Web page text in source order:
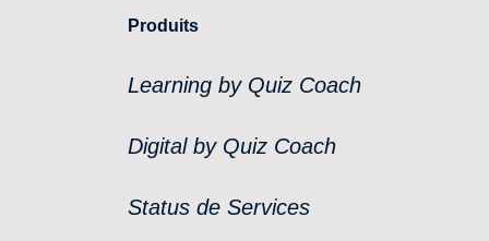
Produits
Learning by Quiz Coach
Digital by Quiz Coach
Status de Services